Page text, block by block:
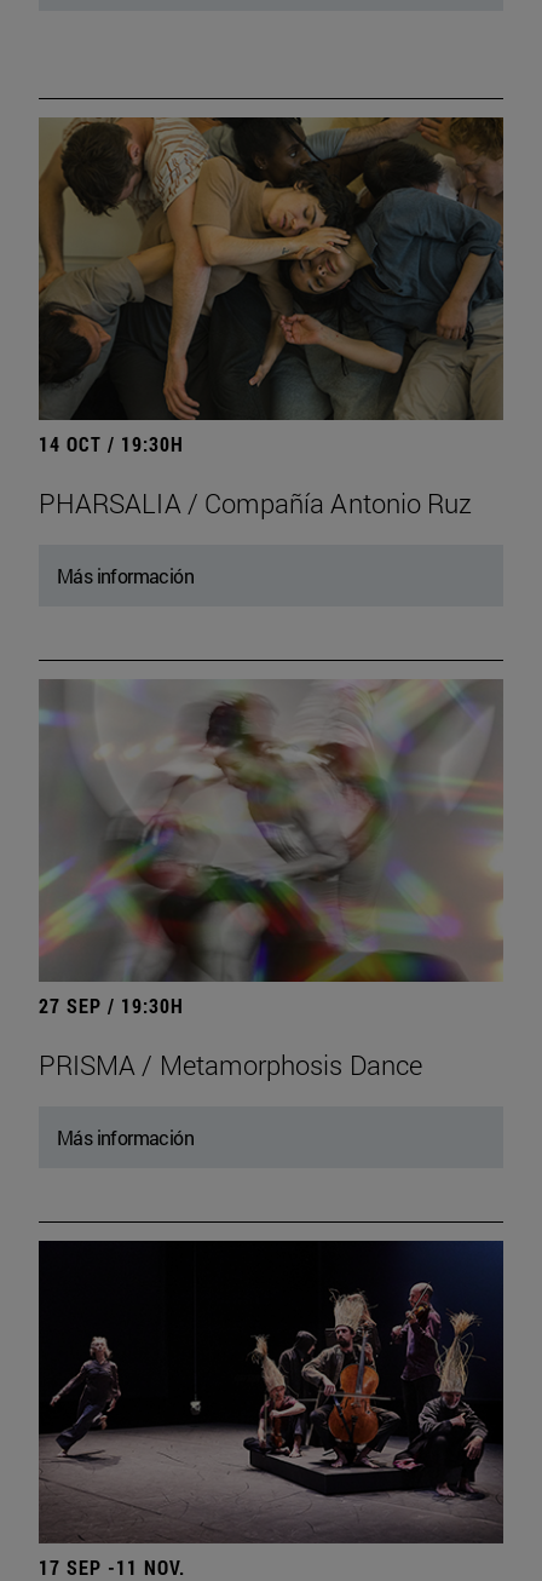
14 OCT / 19:30H
PHARSALIA / Compañía Antonio Ruz
Más información
27 SEP / 19:30H
PRISMA / Metamorphosis Dance
Más información
17 SEP -11 NOV.